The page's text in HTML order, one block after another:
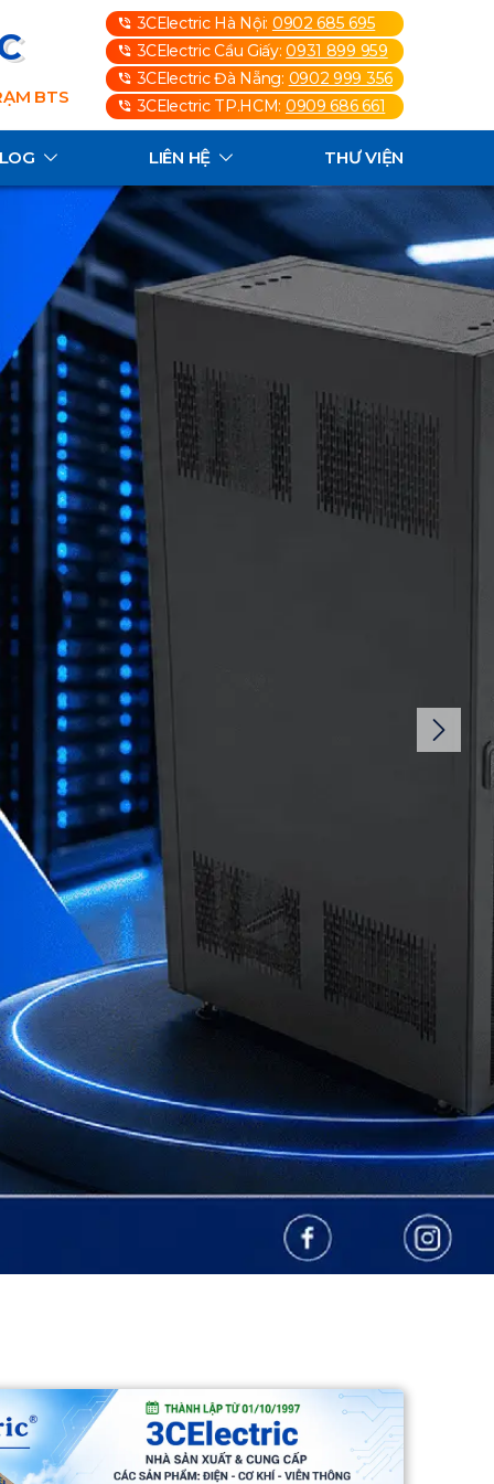
BTS
3CElectric Hà Nội: 0902 685 695
3CElectric Cầu Giấy:0931 899 959
3CElectric Đà Nẵng: 0902 999 356
3CElectric TP.HCM: 0909 686 661
LIÊN HỆ THƯ VIỆN